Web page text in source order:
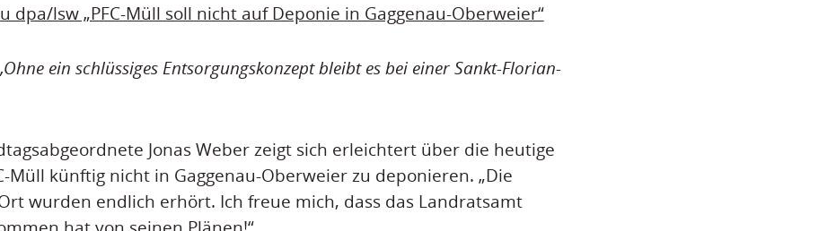
dpa/lsw „PFC-Müll soll nicht auf Deponie in Gaggenau-Oberweier“
ein schlüssiges Entsorgungskonzept bleibt es bei einer Sankt-Florian-
Jonas Weber zeigt sich erleichtert über die heutige
Müll künftig nicht in Gaggenau-Oberweier zu deponieren. „Die
wurden endlich erhört. Ich freue mich, dass das Landratsamt